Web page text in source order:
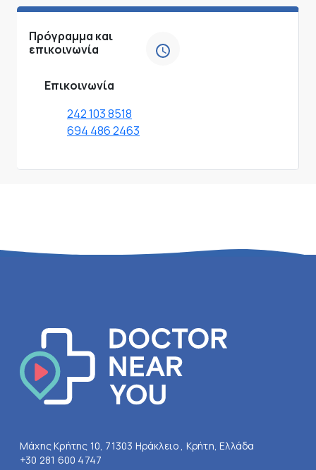
Πρόγραμμα και
επικοινωνία
Επικοινωνία
242 103 8518
694 486 2463
Μάχης Κρήτης 10, 71303 Ηράκλειο , Κρήτη, Ελλάδα
+30 281 600 4747